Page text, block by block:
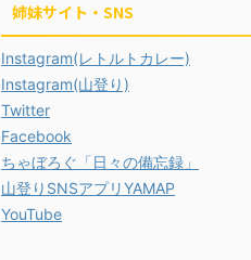
姉妹サイト・SNS
Instagram(レトルトカレー)
Instagram(山登り)
Twitter
Facebook
ちゃぼろぐ「日々の備忘録」
山登りSNSアプリYAMAP
YouTube